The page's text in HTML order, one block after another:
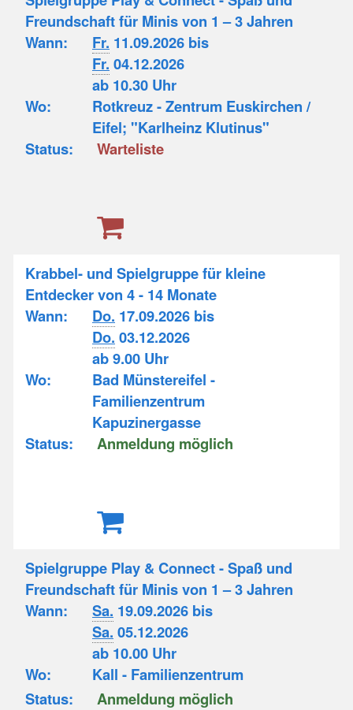
Freundschaft für Minis von 1 – 3 Jahren
Wann:
Fr. 11.09.2026 bis
Fr. 04.12.2026
ab 10.30 Uhr
Wo:
Rotkreuz - Zentrum Euskirchen /
Eifel; "Karlheinz Klutinus"
Status:
Warteliste
Krabbel- und Spielgruppe für kleine
Entdecker von 4 - 14 Monate
Wann:
Do. 17.09.2026 bis
Do. 03.12.2026
ab 9.00 Uhr
Wo:
Bad Münstereifel -
Familienzentrum
Kapuzinergasse
Status:
Anmeldung möglich
Spielgruppe Play & Connect - Spaß und
Freundschaft für Minis von 1 – 3 Jahren
Wann:
Sa. 19.09.2026 bis
Sa. 05.12.2026
ab 10.00 Uhr
Wo:
Kall - Familienzentrum
Status:
Anmeldung möglich